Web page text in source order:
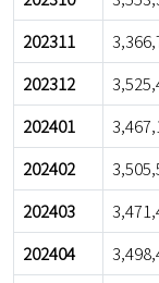
202311
202312
202401
202402
202403
202404